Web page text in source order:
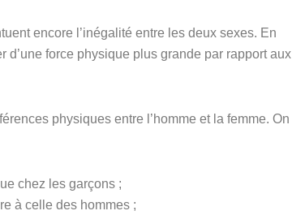
encore l’inégalité entre les deux sexes. En
force physique plus grande par rapport aux
physiques entre l’homme et la femme. On
chez les garçons ;
à celle des hommes ;